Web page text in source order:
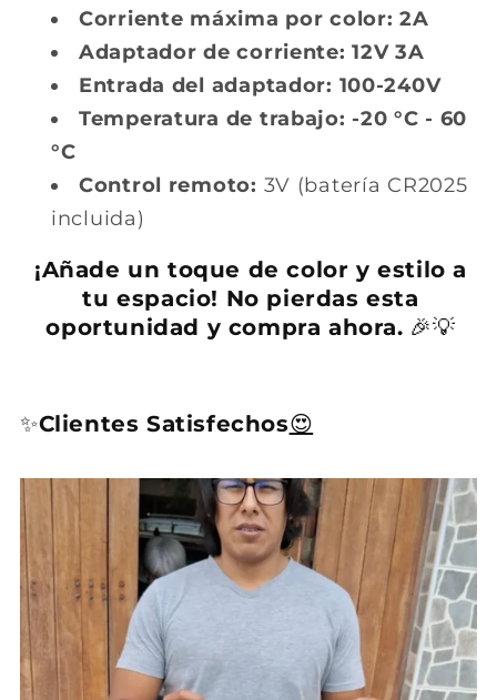
Corriente máxima por color: 2A
Adaptador de corriente: 12V 3A
Entrada del adaptador: 100-240V
Temperatura de trabajo: -20 °C - 60
°C
Control remoto: 3V (batería CR2025
incluida)
¡Añade un toque de color y estilo a
tu espacio! No pierdas esta
oportunidad y compra ahora. 🎉💡
✨Clientes Satisfechos😍